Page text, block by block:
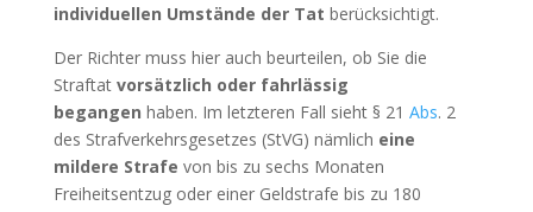
individuellen Umstände der Tat berücksichtigt.
Der Richter muss hier auch beurteilen, ob Sie die
Straftat vorsätzlich oder fahrlässig
begangen haben. Im letzteren Fall sieht § 21 Abs. 2
des Strafverkehrsgesetzes (StVG) nämlich eine
mildere Strafe von bis zu sechs Monaten
Freiheitsentzug oder einer Geldstrafe bis zu 180